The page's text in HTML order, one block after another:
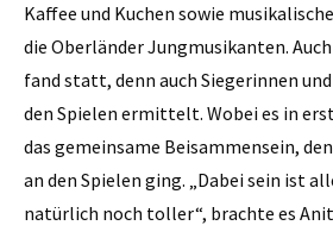
Kaffee und Kuchen sowie
die Oberländer Jungmusikanten.
fand statt, denn auch Siegerinnen
den Spielen ermittelt. Wobei es in
das gemeinsame Beisammensein,
an den Spielen ging. „Dabei sein ist
natürlich noch toller“, brachte es